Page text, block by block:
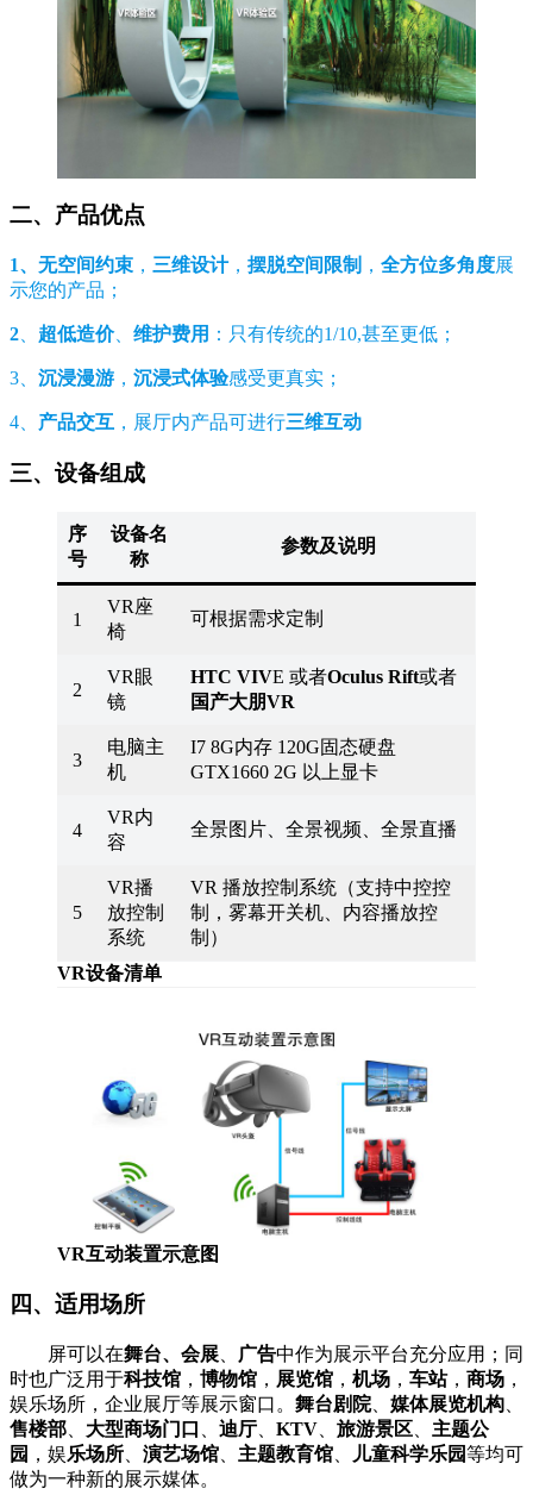
二、产品优点
1、无空间约束 ， 三维设计， 摆脱空间限制 ， 全方位多角度展
示您的产品；
2 超低造价、 维护费用 ：只有传统的1/10,甚至更低；
3、 沉浸漫游 ， 沉浸式体验感受更真实；
4、 产品交互 ，展厅内产品可进行三维互动
三、设备组成
序
号
设备名
称
参数及说明
1
VR座
椅
可根据需求定制
2
VR眼
镜
HTC VIVE 或者Oculus Rift或者
国产大朋VR
3
电脑主
机
I7 8G内存 120G固态硬盘
GTX1660 2G 以上显卡
4
VR内
容
全景图片、全景视频、全景直播
5
VR播
放控制
系统
VR 播放控制系统（支持中控控
制，雾幕开关机、内容播放控
制）
VR设备清单
VR互动装置示意图
四、 适用场所
屏可以在舞台、会展 广告中作为展示平台充分应用；同
时也广泛用于科技馆 ， 博物馆 ， 展览馆 ， 机场 ， 车站， 商场 ，
娱乐场所，企业展厅等展示窗口。 舞台剧院、 媒体展览机构
售楼部
大型商场门口 迪厅 KTV 旅游景区
主题公
园 ，娱乐场所 演艺场馆 主题教育馆 儿童科学乐园等均可
做为一种新的展示媒体。